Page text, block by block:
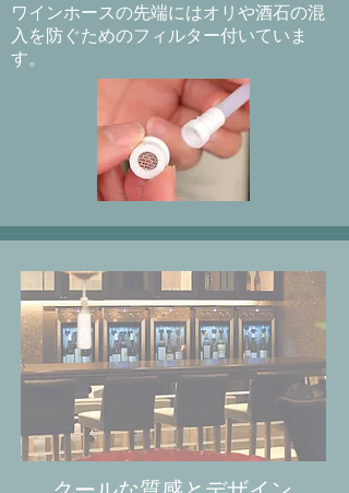
ワインホースの先端にはオリや酒石の混
入を防ぐためのフィルター付いていま
す。